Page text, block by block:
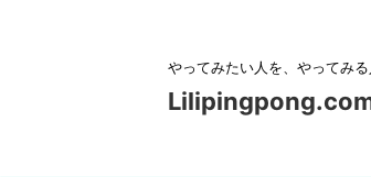
やってみたい人を、やってみ